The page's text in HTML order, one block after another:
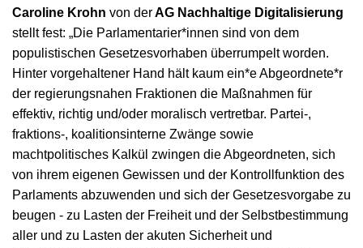
Caroline Krohn von derAG Nachhaltige Digitalisierung
stellt fest: „Die Parlamentarier*innen sind von dem
populistischen Gesetzesvorhaben überrumpelt worden.
Hinter vorgehaltener Hand hält kaum ein*e Abgeordnete*r
der regierungsnahen Fraktionen die Maßnahmen für
effektiv, richtig und/oder moralisch vertretbar. Partei-,
fraktions-, koalitionsinterne Zwänge sowie
machtpolitisches Kalkül zwingen die Abgeordneten, sich
von ihrem eigenen Gewissen und der Kontrollfunktion des
Parlaments abzuwenden und sich der Gesetzesvorgabe zu
beugen - zu Lasten der Freiheit und der Selbstbestimmung
aller und zu Lasten der akuten Sicherheit und